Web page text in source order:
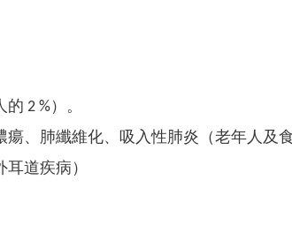
2 %）。
、肺纖維化、吸入性肺炎（老年人及食
道疾病）